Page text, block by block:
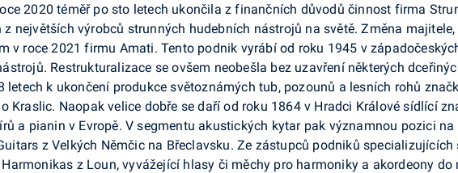
2020 téměř po sto letech ukončila z finančních důvodů činnost firma
největších výrobců strunných hudebních nástrojů na světě. Změna
v roce 2021 firmu Amati. Tento podnik vyrábí od roku 1945 v
Restrukturalizace se ovšem neobešla bez uzavření některých
k ukončení produkce světoznámých tub, pozounů a lesních rohů
Kraslic. Naopak velice dobře se daří od roku 1864 v Hradci Králové sídlící
a pianin v Evropě. V segmentu akustických kytar pak významnou pozici na
z Velkých Němčic na Břeclavsku. Ze zástupců podniků specializujících
z Loun, vyvážející hlasy či měchy pro harmoniky a akordeony do